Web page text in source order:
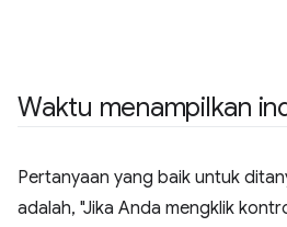
Waktu menampilkan
Pertanyaan yang baik untuk
adalah, "Jika Anda mengklik